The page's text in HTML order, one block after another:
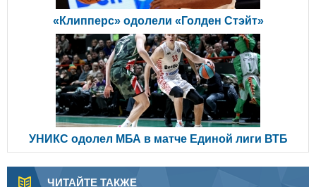
«Клипперс» одолели «Голден Стэйт»
УНИКС одолел МБА в матче Единой лиги ВТБ
ЧИТАЙТЕ ТАКЖЕ